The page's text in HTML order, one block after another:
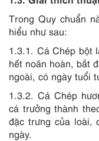
Trong Quy chuẩn
hiểu như sau:
1.3.1. Cá Chép bột
hết noãn hoàn, bắt
ngoài, có ngày tuổi
1.3.2. Cá Chép
cá trưởng thành
đặc trưng của loài,
ngày.